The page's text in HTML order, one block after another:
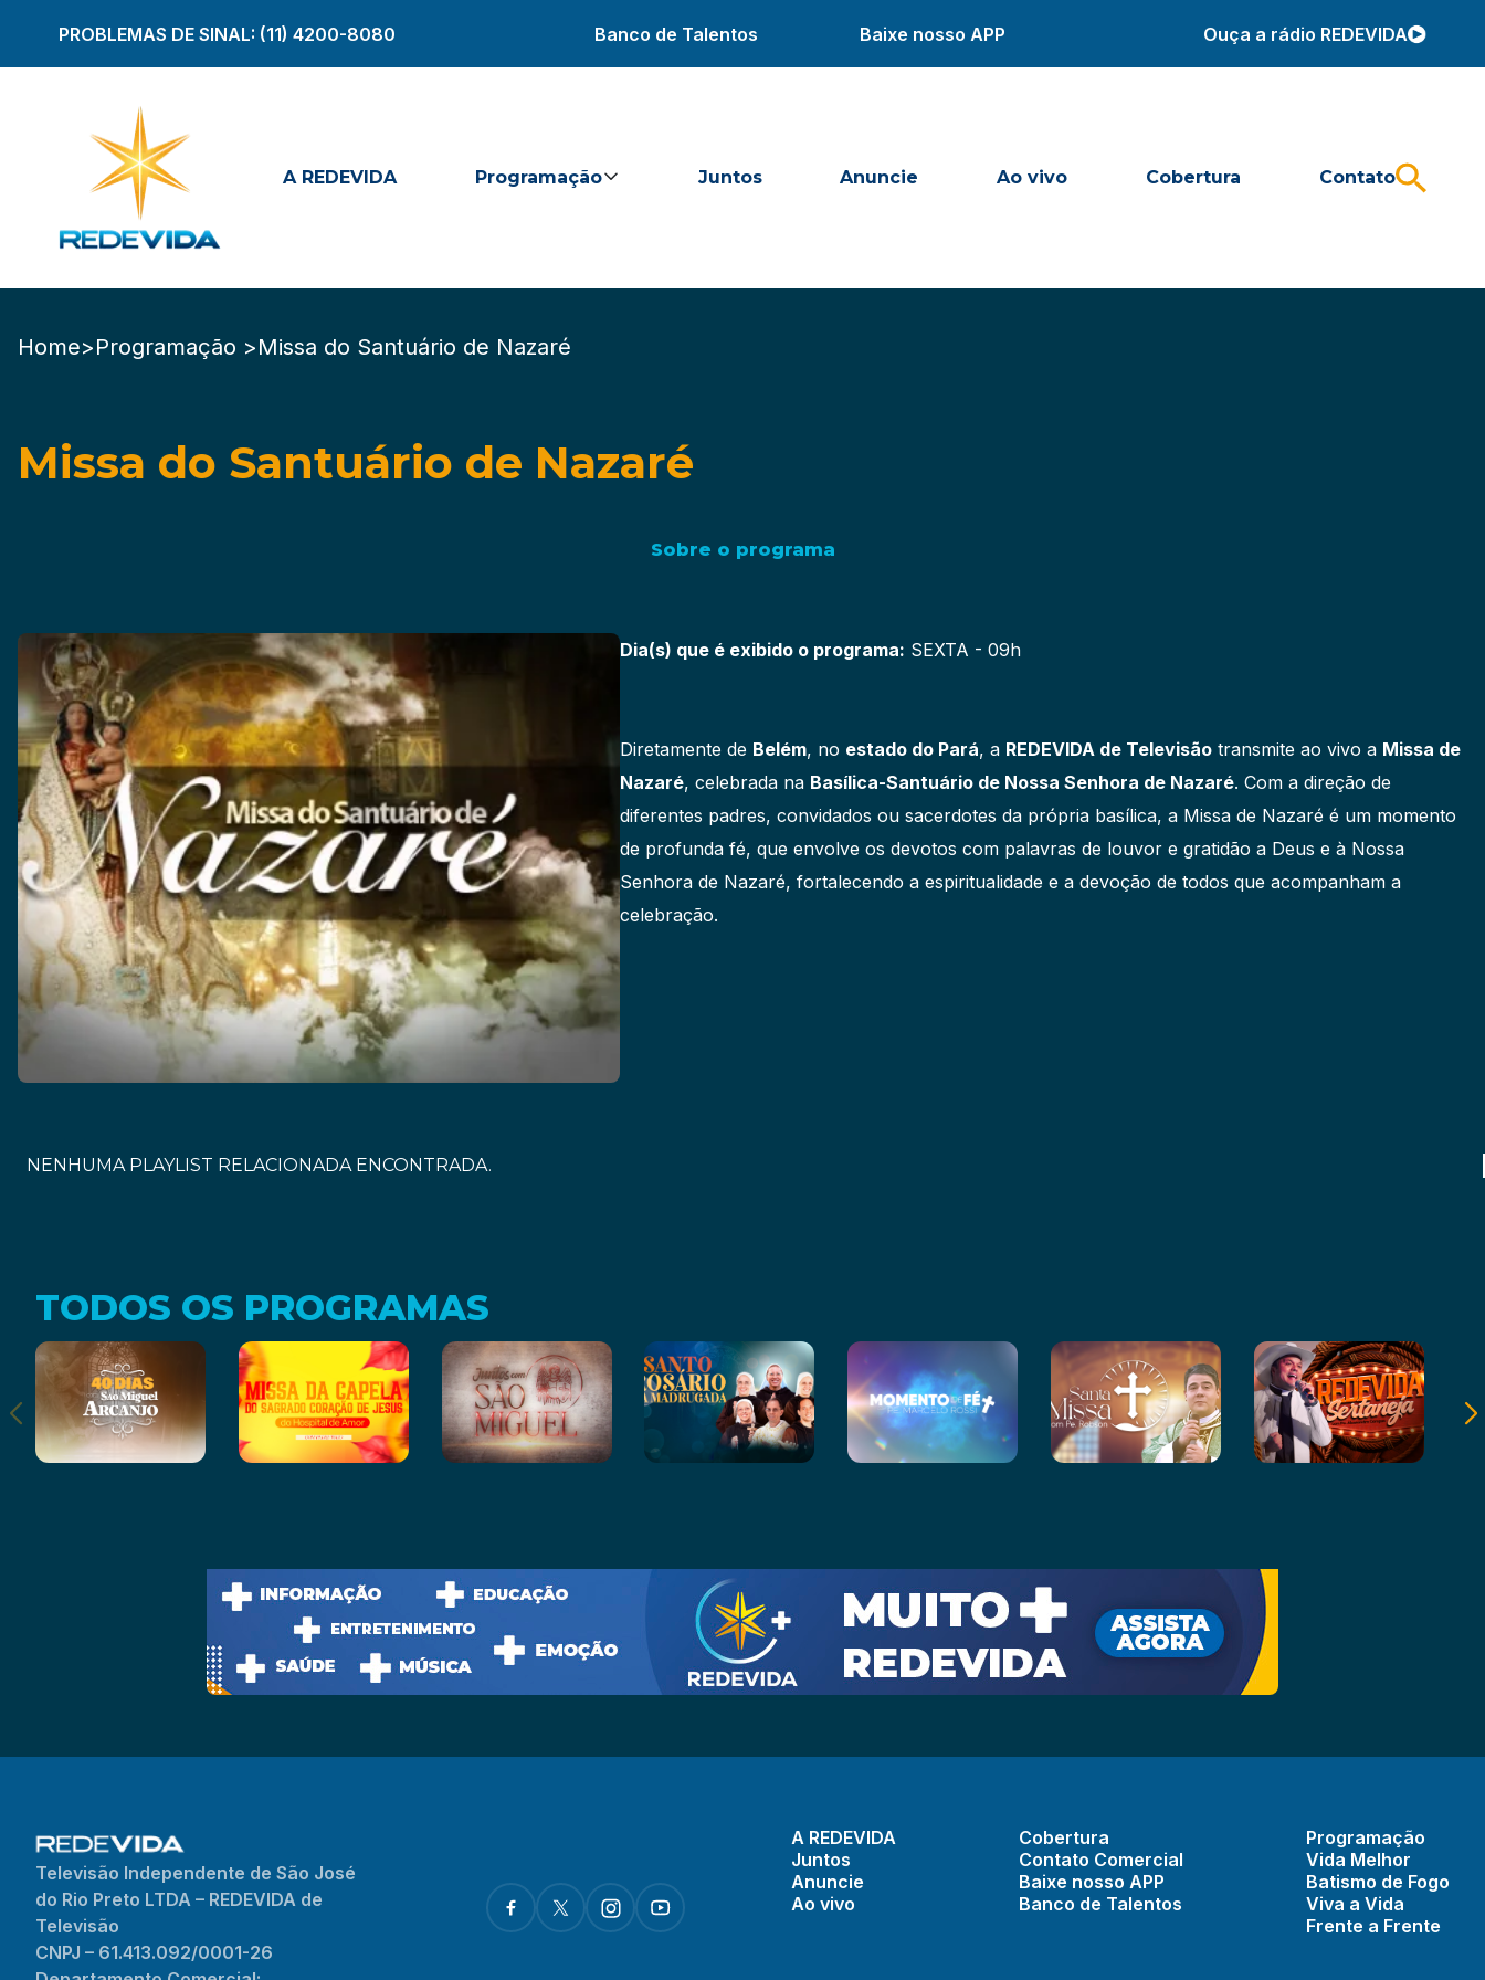
PROBLEMAS DE SINAL: (11) 4200-8080 Banco de Talentos Baixe nosso APP Ouça a rádio REDEVIDA
A REDEVIDA Programação Juntos Anuncie Ao vivo Cobertura Contato
Home>Programação >Missa do Santuário de Nazaré
Missa do Santuário de Nazaré
Sobre o programa
Dia(s) que é exibido o programa: SEXTA - 09h
Diretamente de Belém, no estado do Pará, a REDEVIDA de Televisão transmite ao vivo a Missa de
Nazaré, celebrada na Basílica-Santuário de Nossa Senhora de Nazaré. Com a direção de
diferentes padres, convidados ou sacerdotes da própria basílica, a Missa de Nazaré é um momento
de profunda fé, que envolve os devotos com palavras de louvor e gratidão a Deus e à Nossa
Senhora de Nazaré, fortalecendo a espiritualidade e a devoção de todos que acompanham a
celebração.
NENHUMA PLAYLIST RELACIONADA ENCONTRADA.
TODOS OS PROGRAMAS
Televisão Independente de São José
do Rio Preto LTDA – REDEVIDA de
Televisão
CNPJ – 61.413.092/0001-26
A REDEVIDA
Juntos
Anuncie
Ao vivo
Cobertura
Contato Comercial
Baixe nosso APP
Banco de Talentos
Programação
Vida Melhor
Batismo de Fogo
Viva a Vida
Frente a Frente